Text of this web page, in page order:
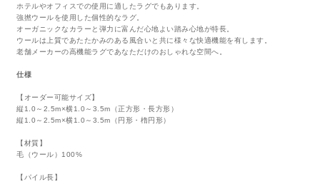
ホテルやオフィスでの使用に適したラグでもあります。
強撚ウールを使用した個性的なラグ。
オーガニックなカラーと弾力に富んだ心地よい踏み心地が特長。
ウールは上質であたたかみのある風合いと共に様々な快適機能を有します。
老舗メーカーの高機能ラグであなただけのおしゃれな空間へ。
仕様
【オーダー可能サイズ】
縦1.0～2.5m×横1.0～3.5m（正方形・長方形）
縦1.0～2.5m×横1.0～3.5m（円形・楕円形）
【材質】
毛（ウール）100%
【パイル長】